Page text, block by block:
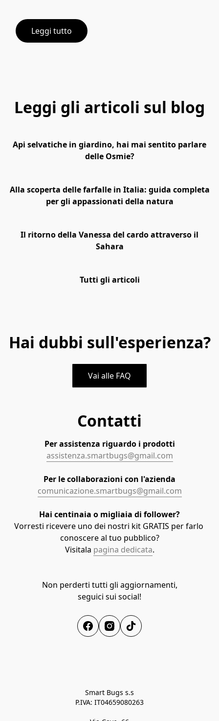
Leggi tutto
Leggi gli articoli sul blog
Api selvatiche in giardino, hai mai sentito parlare
delle Osmie?
Alla scoperta delle farfalle in Italia: guida completa
per gli appassionati della natura
Il ritorno della Vanessa del cardo attraverso il
Sahara
Tutti gli articoli
Hai dubbi sull'esperienza?
Vai alle FAQ
Contatti
assistenza.smartbugs@gmail.com
Hai centinaia o migliaia di follower?
Vorresti ricevere uno dei nostri kit GRATIS per farlo
conoscere al tuo pubblico?
Visitala pagina dedicata.
Non perderti tutti gli aggiornamenti,
seguici sui social!
Smart Bugs s.s
P.IVA: IT04659080263